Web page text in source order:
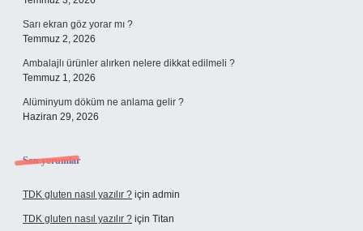
Sarı ekran göz yorar mı ?
Temmuz 2, 2026
Ambalajlı ürünler alırken nelere dikkat edilmeli ?
Temmuz 1, 2026
Alüminyum döküm ne anlama gelir ?
Haziran 29, 2026
Son yorumlar
TDK gluten nasıl yazılır ? için admin
TDK gluten nasıl yazılır ? için Titan